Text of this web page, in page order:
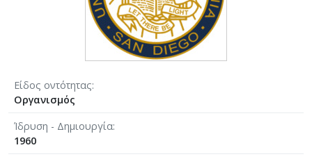
Είδος οντότητας
Οργανισμός
Ίδρυση - Δημιουργία
1960